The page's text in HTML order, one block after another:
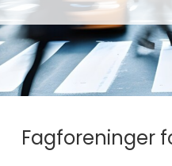
Fagforeninger